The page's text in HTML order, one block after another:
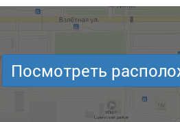
Посмотреть